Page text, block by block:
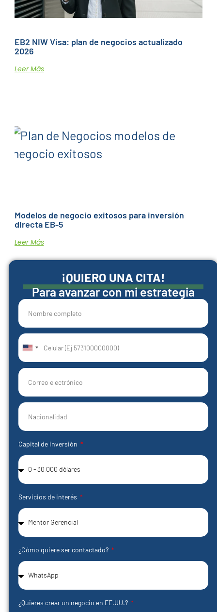
EB2 NIW Visa: plan de negocios actualizado
2026
Leer Más
Modelos de negocio exitosos para inversión
directa EB-5
Leer Más
¡QUIERO UNA CITA!
Para avanzar con mi estrategia
United
States
+1
Capital de inversión
Servicios de interés
¿Cómo quiere ser contactado?
¿Quieres crear un negocio en EE.UU.?